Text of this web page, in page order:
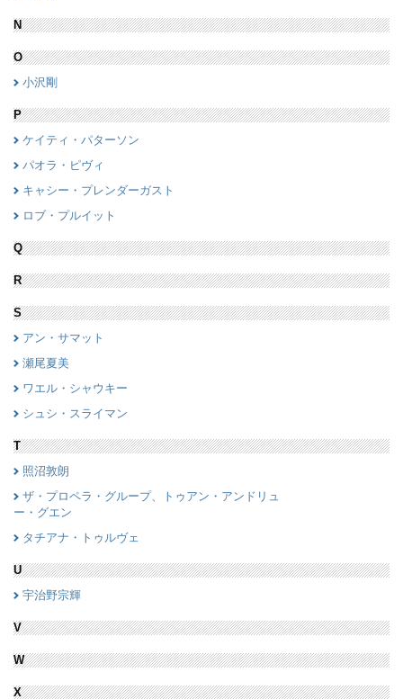
N
O
小沢剛
P
ケイティ・パターソン
パオラ・ピヴィ
キャシー・プレンダーガスト
ロブ・プルイット
Q
R
S
アン・サマット
瀬尾夏美
ワエル・シャウキー
シュシ・スライマン
T
照沼敦朗
ザ・プロペラ・グループ、トゥアン・アンドリュ
ー・グエン
タチアナ・トゥルヴェ
U
宇治野宗輝
V
W
X